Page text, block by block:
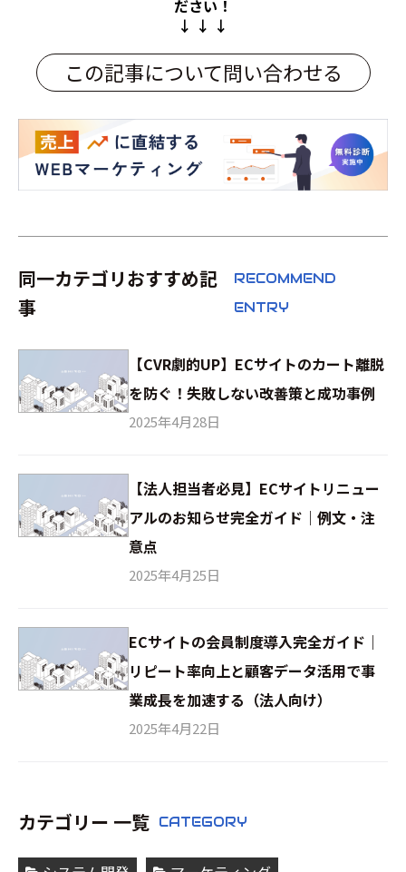
ださい！
↓ ↓ ↓
この記事について問い合わせる
同一カテゴリおすすめ記
事
RECOMMEND
ENTRY
【CVR劇的UP】ECサイトのカート離脱
を防ぐ！失敗しない改善策と成功事例
2025年4月28日
【法人担当者必見】ECサイトリニュー
アルのお知らせ完全ガイド｜例文・注
意点
2025年4月25日
ECサイトの会員制度導入完全ガイド｜
リピート率向上と顧客データ活用で事
業成長を加速する（法人向け）
2025年4月22日
カテゴリー 一覧 CATEGORY